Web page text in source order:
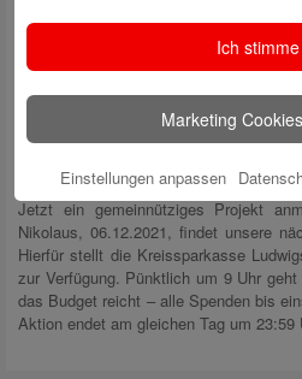
WirWunder-Portal
Sichtbarkeit für ihre Arbeit zu erhalten,
Jetzt ein gemeinnütziges Projekt
Nikolaus, 06.12.2021, findet unsere
Hierfür stellt die Kreissparkasse
zur Verfügung. Pünktlich um 9 Uhr
das Budget reicht – alle Spenden bis
Aktion endet am gleichen Tag um 23:59
Ich
Marketing
Einstellungen anpassen